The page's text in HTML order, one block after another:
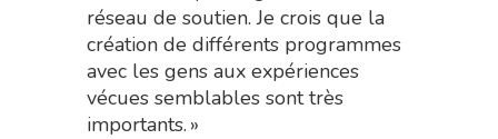
réseau de soutien. Je crois que la
création de différents programmes
avec les gens aux expériences
vécues semblables sont très
importants. »